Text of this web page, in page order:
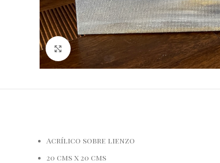
Haga Click para agrandar
Acrílico sobre lienzo
20 cms x 20 cms